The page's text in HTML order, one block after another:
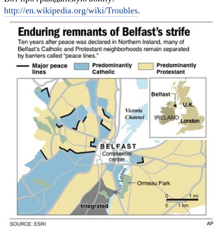
http://en.wikipedia.org/wiki/Troubles.